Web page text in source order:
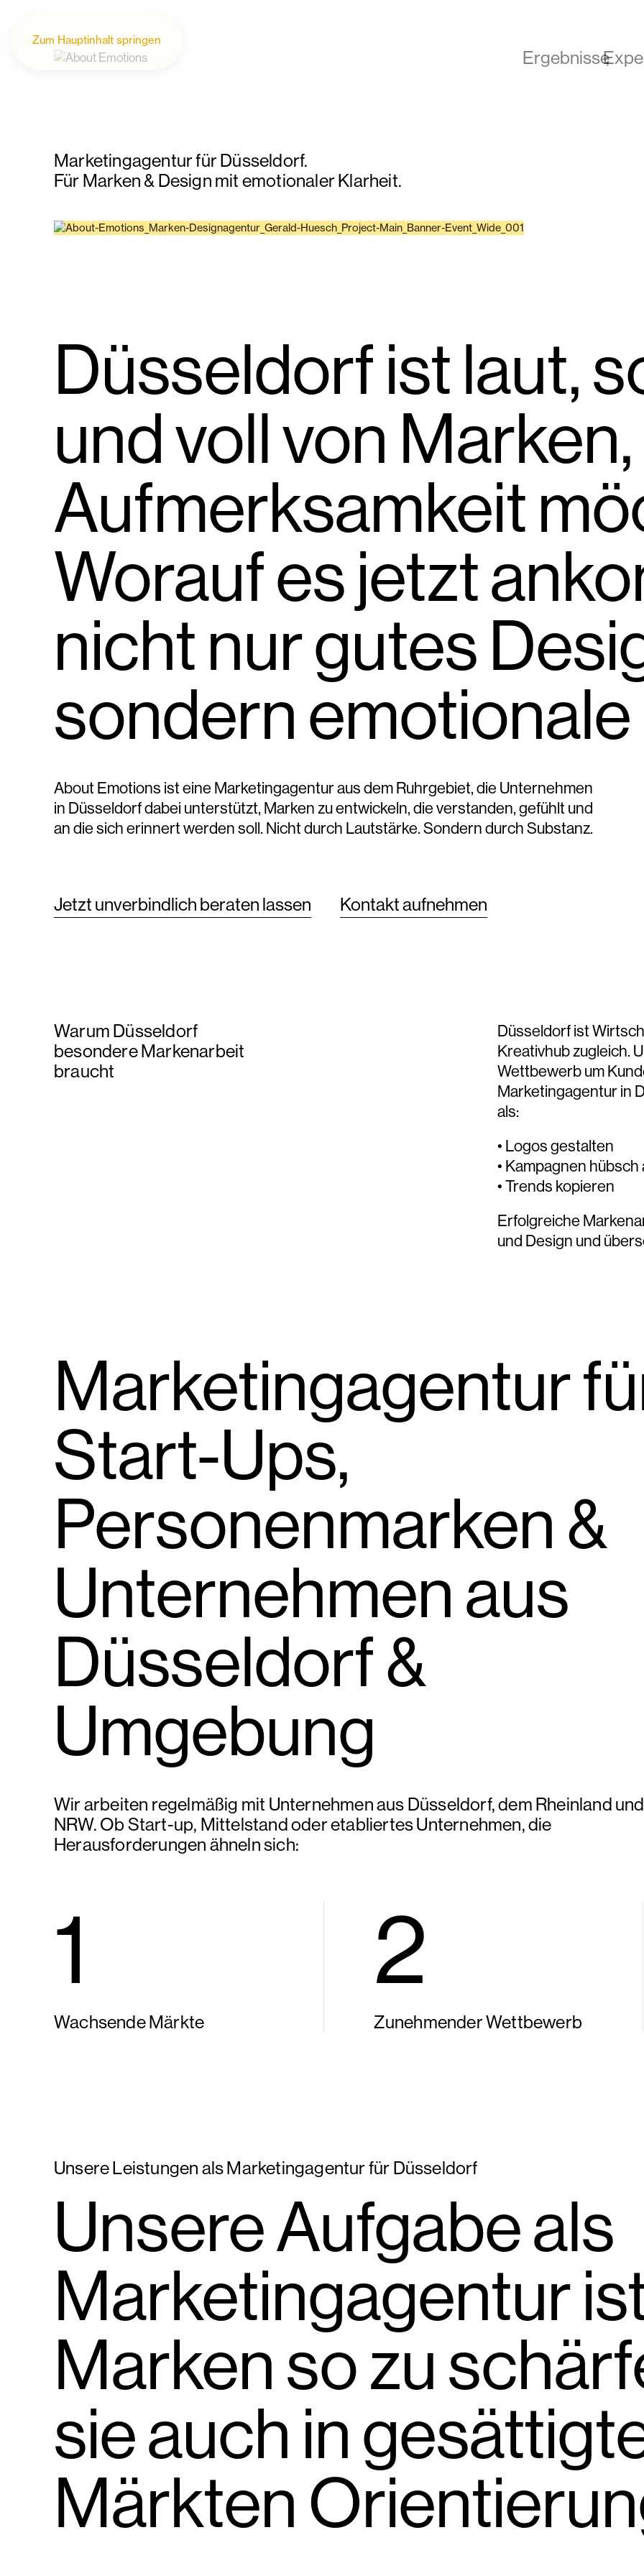
Zum Hauptinhalt springen
Ergebnisse
Marketingagentur für Düsseldorf.
Für Marken & Design mit emotionaler Klarheit.
Düsseldorf ist laut,
und voll von
Aufmerksamkeit
Worauf es jetzt
nicht nur gutes
sondern
About Emotions ist eine Marketingagentur aus dem Ruhrgebiet, die Unternehmen
in Düsseldorfdabei unterstützt, Marken zu entwickeln, die verstanden, gefühlt und
an die sich erinnert werden soll. Nicht durch Lautstärke. Sondern durch Substanz.
Jetzt unverbindlich beraten lassen Kontakt aufnehmen
Warum Düsseldorf
besondere Markenarbeit
braucht
Düsseldorf ist
Kreativhubzugleich.
Wettbewerb um
Marketingagentur in
als:
• Logos gestalten
• Kampagnen
• Trends kopieren
Erfolgreiche
und Design und
Marketingagentur
Start-Ups,
Personenmarken &
Unternehmen aus
Düsseldorf &
Umgebung
Wir arbeiten regelmäßig mit Unternehmen aus Düsseldorf, dem Rheinland und
NRW. Ob Start-up, Mittelstand oder etabliertes Unternehmen, die
Herausforderungen ähneln sich:
1
Wachsende Märkte
2
Zunehmender Wettbewerb
Unsere Leistungen als Marketingagentur für Düsseldorf
Unsere Aufgabe als
Marketingagentur
Marken so zu
sie auch in
Märkten